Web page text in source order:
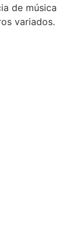
de música
variados.